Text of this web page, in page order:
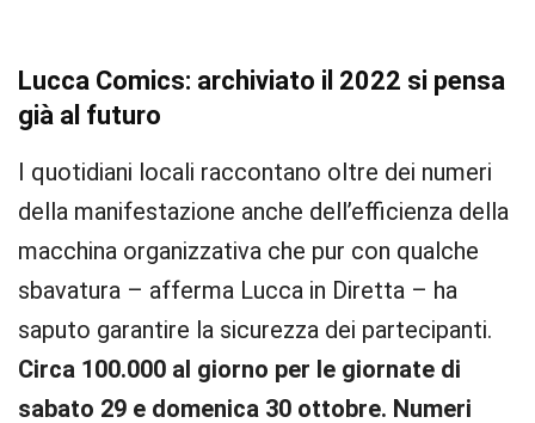
Lucca Comics: archiviato il 2022 si pensa
già al futuro
I quotidiani locali raccontano oltre dei numeri
della manifestazione anche dell’efficienza della
macchina organizzativa che pur con qualche
sbavatura – afferma Lucca in Diretta – ha
saputo garantire la sicurezza dei partecipanti.
Circa 100.000 al giorno per le giornate di
sabato 29 e domenica 30 ottobre. Numeri